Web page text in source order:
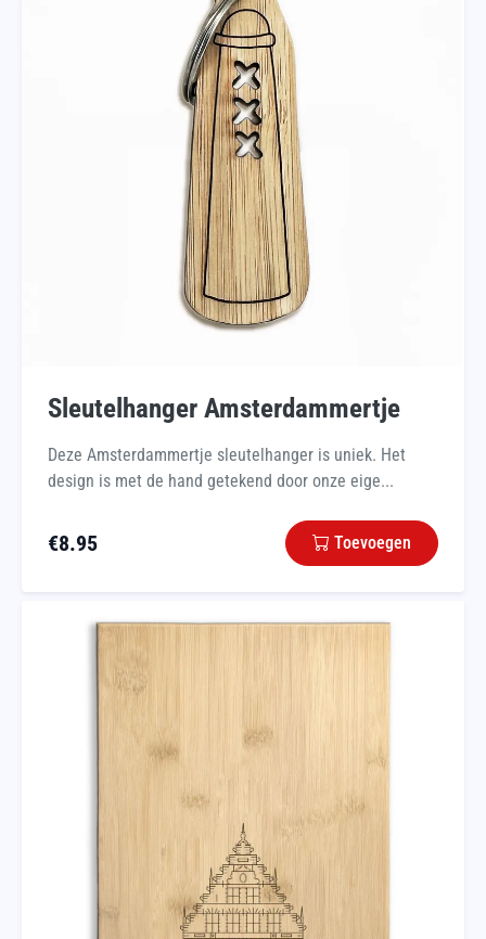
Sleutelhanger Amsterdammertje
Deze Amsterdammertje sleutelhanger is uniek. Het
design is met de hand getekend door onze eige...
€8.95 Toevoegen